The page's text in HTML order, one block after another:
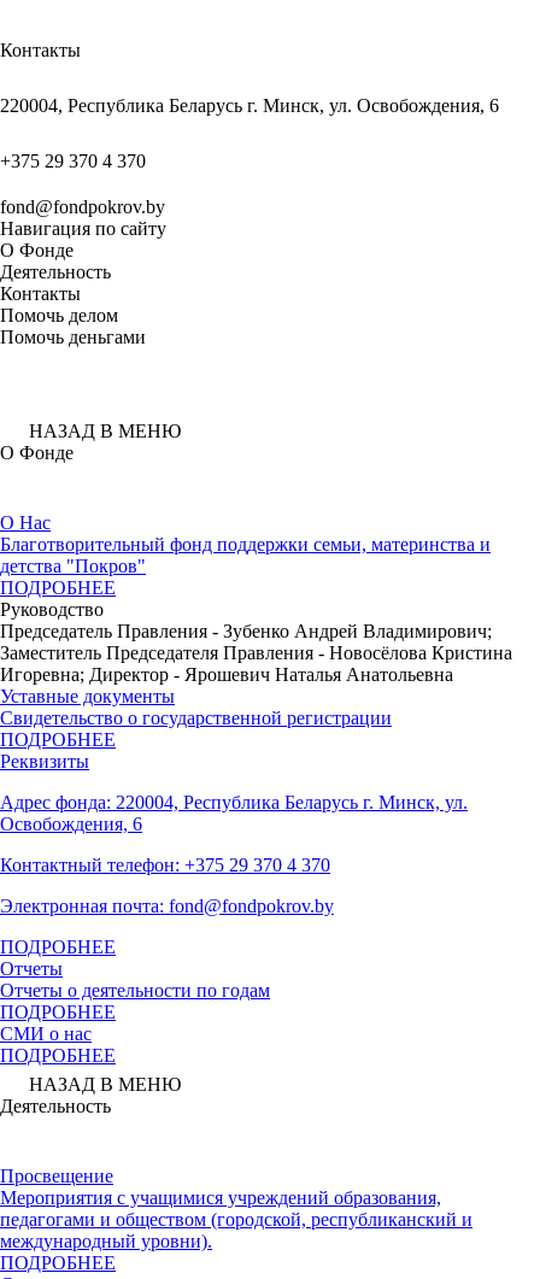
Контакты
220004, Республика Беларусь г. Минск, ул. Освобождения, 6
+375 29 370 4 370
fond@fondpokrov.by
Навигация по сайту
О Фонде
Деятельность
Контакты
Помочь делом
Помочь деньгами
НАЗАД В МЕНЮ
О Фонде
О Нас
Благотворительный фонд поддержки семьи, материнства и
детства "Покров"
ПОДРОБНЕЕ
Руководство
Председатель Правления - Зубенко Андрей Владимирович;
Заместитель Председателя Правления - Новосёлова Кристина
Игоревна; Директор - Ярошевич Наталья Анатольевна
Уставные документы
Свидетельство о государственной регистрации
ПОДРОБНЕЕ
Реквизиты
Адрес фонда: 220004, Республика Беларусь г. Минск, ул.
Освобождения, 6
Контактный телефон: +375 29 370 4 370
Электронная почта: fond@fondpokrov.by
ПОДРОБНЕЕ
Отчеты
Отчеты о деятельности по годам
ПОДРОБНЕЕ
СМИ о нас
ПОДРОБНЕЕ
НАЗАД В МЕНЮ
Деятельность
Просвещение
Мероприятия с учащимися учреждений образования,
педагогами и обществом (городской, республиканский и
международный уровни).
ПОДРОБНЕЕ